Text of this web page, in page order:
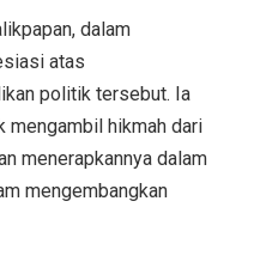
dalam
atas
politik tersebut. Ia
mengambil hikmah dari
menerapkannya dalam
mengembangkan